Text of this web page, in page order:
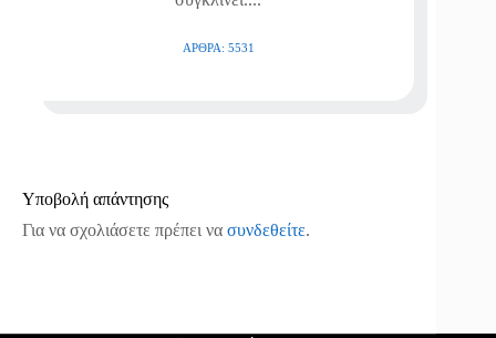
ΆΡΘΡΑ: 5531
Υποβολή απάντησης
Για να σχολιάσετε πρέπει να συνδεθείτε.